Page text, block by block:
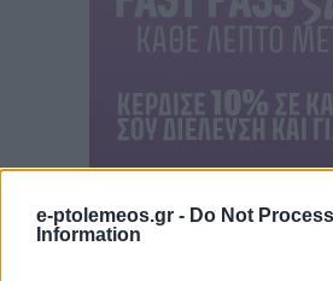
e-ptolemeos.gr - Do Not
Information